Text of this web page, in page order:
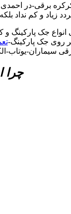
برقی-در
زیاد و کم نداد
جک پارکینگ و
روی جک پارکینگ-
سیماران-یوتاب-
چرا